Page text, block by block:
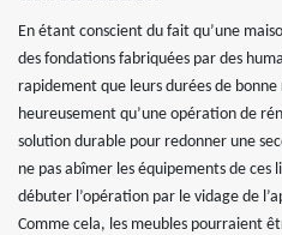
En étant conscient du fait qu’une
des fondations fabriquées par des
rapidement que leurs durées de
heureusement qu’une opération de
solution durable pour redonner une
ne pas abîmer les équipements de
débuter l’opération par le vidage de
Comme cela, les meubles pourraient